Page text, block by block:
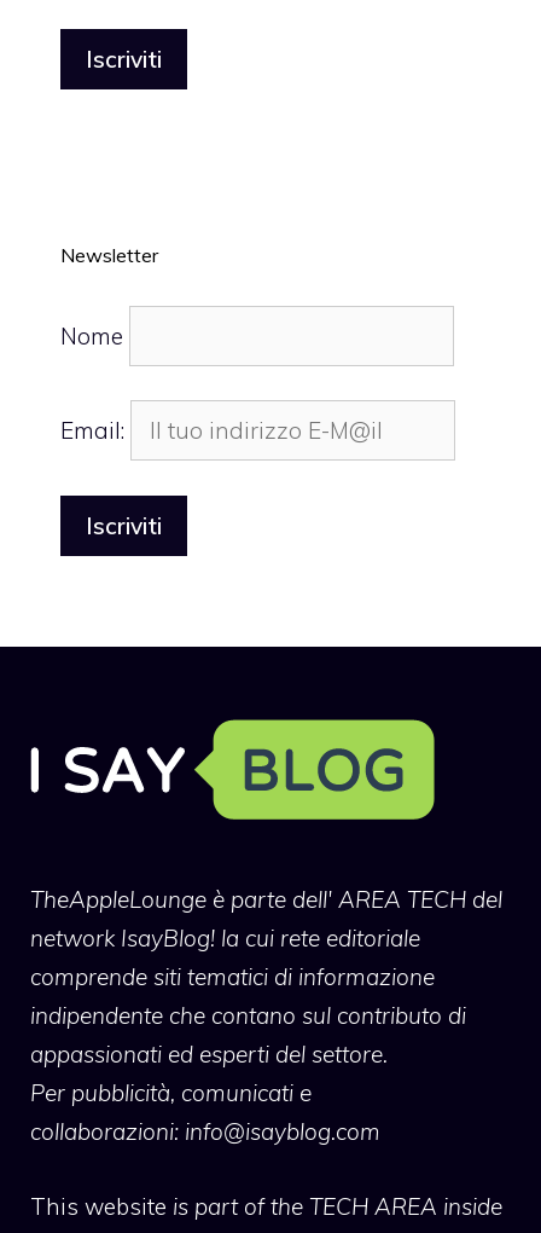
Newsletter
Nome
Email:
TheAppleLounge è parte dell' AREA TECH del
network IsayBlog! la cui rete editoriale
comprende siti tematici di informazione
indipendente che contano sul contributo di
appassionati ed esperti del settore.
Per pubblicità, comunicati e
collaborazioni: info@isayblog.com
This website is part of the TECH AREA inside